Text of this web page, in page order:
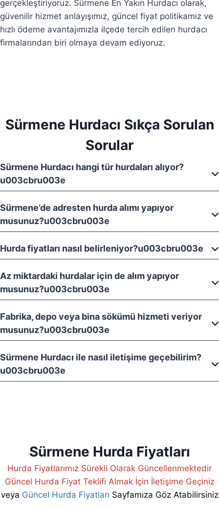
gerçekleştiriyoruz. Sürmene En Yakın Hurdacı olarak,
güvenilir hizmet anlayışımız, güncel fiyat politikamız ve
hızlı ödeme avantajımızla ilçede tercih edilen hurdacı
firmalarından biri olmaya devam ediyoruz.
Sürmene Hurdacı Sıkça Sorulan
Sorular
Sürmene Hurdacı hangi tür hurdaları alıyor?
u003cbru003e
Sürmene’de adresten hurda alımı yapıyor
musunuz?u003cbru003e
Hurda fiyatları nasıl belirleniyor?u003cbru003e
Az miktardaki hurdalar için de alım yapıyor
musunuz?u003cbru003e
Fabrika, depo veya bina sökümü hizmeti veriyor
musunuz?u003cbru003e
Sürmene Hurdacı ile nasıl iletişime geçebilirim?
u003cbru003e
Sürmene Hurda Fiyatları
Hurda Fiyatlarımız Sürekli Olarak Güncellenmektedir
Güncel Hurda Fiyat Teklifi Almak İçin İletişime Geçiniz
veya Güncel Hurda Fiyatları Sayfamıza Göz Atabilirsiniz